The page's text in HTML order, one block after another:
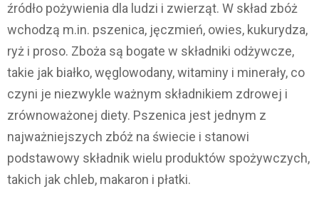
źródło pożywienia dla ludzi i zwierząt. W skład zbóż
wchodzą m.in. pszenica, jęczmień, owies, kukurydza,
ryż i proso. Zboża są bogate w składniki odżywcze,
takie jak białko, węglowodany, witaminy i minerały, co
czyni je niezwykle ważnym składnikiem zdrowej i
zrównoważonej diety. Pszenica jest jednym z
najważniejszych zbóż na świecie i stanowi
podstawowy składnik wielu produktów spożywczych,
takich jak chleb, makaron i płatki.